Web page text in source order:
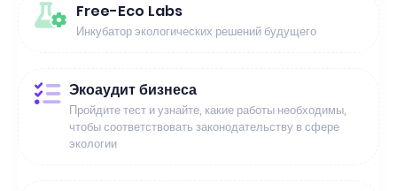
Free-Eco Labs
Инкубатор экологических решений будущего
Экоаудит бизнеса
Пройдите тест и узнайте, какие работы необходимы,
чтобы соответствовать законодательству в сфере
экологии